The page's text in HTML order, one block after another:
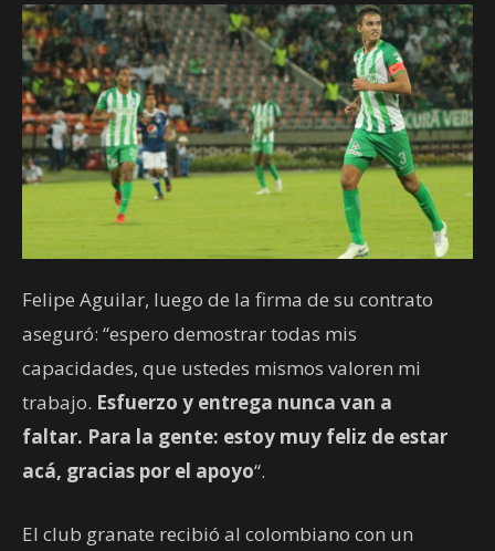
Felipe Aguilar, luego de la firma de su contrato
aseguró: “espero demostrar todas mis
capacidades, que ustedes mismos valoren mi
trabajo. Esfuerzo y entrega nunca van a
faltar. Para la gente: estoy muy feliz de estar
acá, gracias por el apoyo“.
El club granate recibió al colombiano con un